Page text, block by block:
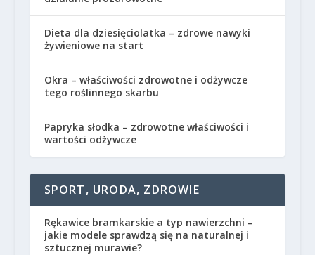
Dieta dla dziesięciolatka – zdrowe nawyki
żywieniowe na start
Okra – właściwości zdrowotne i odżywcze
tego roślinnego skarbu
Papryka słodka – zdrowotne właściwości i
wartości odżywcze
SPORT, URODA, ZDROWIE
Rękawice bramkarskie a typ nawierzchni –
jakie modele sprawdzą się na naturalnej i
sztucznej murawie?